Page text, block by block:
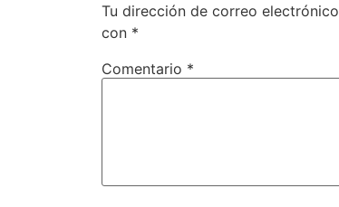
Tu dirección de correo
con *
Comentario *